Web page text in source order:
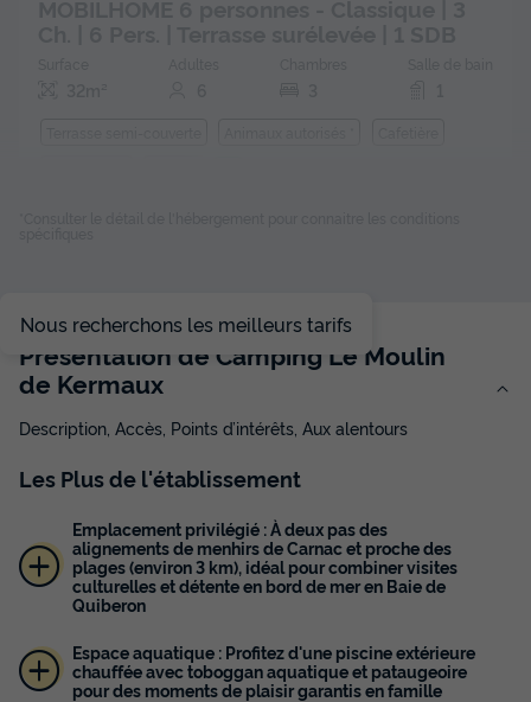
Meilleur prix pour 7 nuits
Modifier les dates
336 €
Voir les disponibilités
Nous recherchons les meilleurs tarifs
Présentation de Camping Le Moulin
de Kermaux
Description, Accès, Points d’intérêts, Aux alentours
Les Plusde l'établissement
Emplacement privilégié : À deux pas des
alignements de menhirs de Carnac et proche des
plages (environ 3 km), idéal pour combiner visites
culturelles et détente en bord de mer en Baie de
Quiberon
Espace aquatique : Profitez d'une piscine extérieure
chauffée avec toboggan aquatique et pataugeoire
pour des moments de plaisir garantis en famille